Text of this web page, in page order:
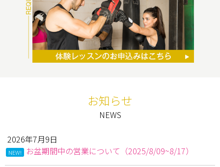
お知らせ
2026年7月9日
NEW!
お盆期間中の営業について（2025/8/09~8/17）